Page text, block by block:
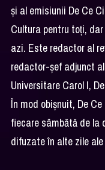
și al emisiunii De Ce
Cultura pentru toți,
azi. Este redactor al
redactor-șef adjunct
Universitare Carol I,
În mod obișnuit, De
fiecare sâmbătă de la
difuzate în alte zile